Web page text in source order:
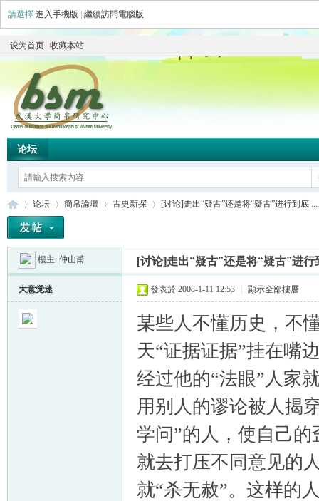
請選擇 進入手機版 繼續訪問電腦版
设为首页 收藏本站
论坛
»
论坛
›
簡帛論壇 古史新探
›
[讨论]走出“疑古”还是将“疑古”进行到底 ...
樓主: 仲山甫 [讨论]走出“疑古”还是将“疑古”进行
大意觉迷 發表於 2008-1-11 12:53 顯示全部樓層
某些人不懂历史，不
天“证据证据”挂在嘴
经过他的“法眼”人家
用别人的谬论被人揭
学问”的人，使自己
就去打压不同意见的
就“杀无赦”。这样的